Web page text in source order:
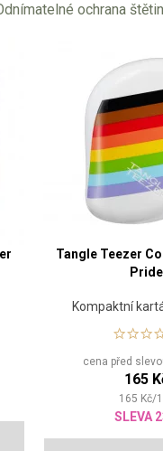
ochrana
Tangle Teezer
Pride
Kompaktní
cena před
165
165 Kč/1
SLEVA